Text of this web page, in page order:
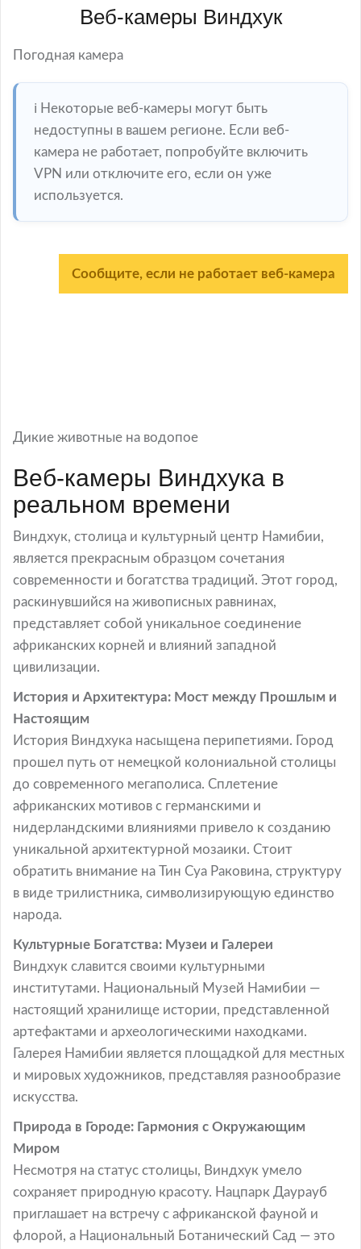
Веб-камеры Виндхук
Погодная камера
ℹ️ Некоторые веб-камеры могут быть
недоступны в вашем регионе. Если веб-
камера не работает, попробуйте включить
VPN или отключите его, если он уже
используется.
Сообщите, если не работает веб-камера
Дикие животные на водопое
Веб-камеры Виндхука в
реальном времени
Виндхук, столица и культурный центр Намибии,
является прекрасным образцом сочетания
современности и богатства традиций. Этот город,
раскинувшийся на живописных равнинах,
представляет собой уникальное соединение
африканских корней и влияний западной
цивилизации.
История и Архитектура: Мост между Прошлым и
Настоящим
История Виндхука насыщена перипетиями. Город
прошел путь от немецкой колониальной столицы
до современного мегаполиса. Сплетение
африканских мотивов с германскими и
нидерландскими влияниями привело к созданию
уникальной архитектурной мозаики. Стоит
обратить внимание на Тин Суа Раковина, структуру
в виде трилистника, символизирующую единство
народа.
Культурные Богатства: Музеи и Галереи
Виндхук славится своими культурными
институтами. Национальный Музей Намибии —
настоящий хранилище истории, представленной
артефактами и археологическими находками.
Галерея Намибии является площадкой для местных
и мировых художников, представляя разнообразие
искусства.
Природа в Городе: Гармония с Окружающим
Миром
Несмотря на статус столицы, Виндхук умело
сохраняет природную красоту. Нацпарк Даурауб
приглашает на встречу с африканской фауной и
флорой, а Национальный Ботанический Сад — это